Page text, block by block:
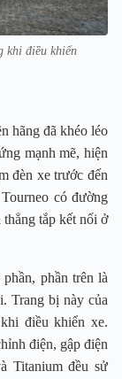
khi điều khiển
hãng đã khéo léo
mạnh mẽ, hiện
đèn xe trước đến
có đường
tắp kết nối ở
phần trên là
Trang bị này của
điều khiển xe.
điện, gập điện
Titanium đều sử